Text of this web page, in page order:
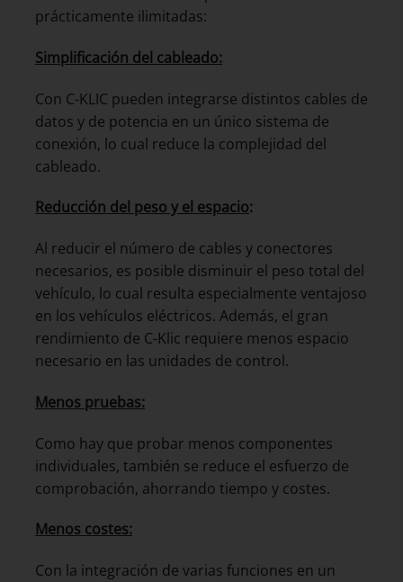
prácticamente ilimitadas:
Simplificación del cableado:
Con C-KLIC pueden integrarse distintos cables de
datos y de potencia en un único sistema de
conexión, lo cual reduce la complejidad del
cableado.
Reducción del peso y el espacio:
Al reducir el número de cables y conectores
necesarios, es posible disminuir el peso total del
vehículo, lo cual resulta especialmente ventajoso
en los vehículos eléctricos. Además, el gran
rendimiento de C-Klic requiere menos espacio
necesario en las unidades de control.
Menos pruebas:
Como hay que probar menos componentes
individuales, también se reduce el esfuerzo de
comprobación, ahorrando tiempo y costes.
Menos costes:
Con la integración de varias funciones en un